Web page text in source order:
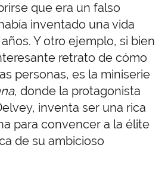
que era un falso
inventado una vida
Y otro ejemplo, si bien
retrato de cómo
personas, es la miniserie
, donde la protagonista
inventa ser una rica
para convencer a la élite
de su ambicioso